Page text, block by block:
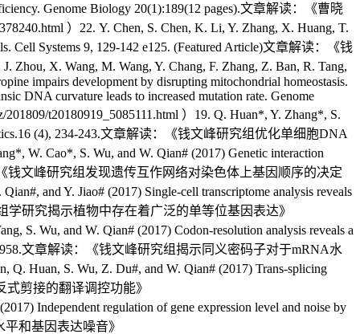
Genome Biology 20(1):189(12 pages).文章解读：《曹晓
）22. Y. Chen, S. Chen, K. Li, Y. Zhang, X. Huang, T.
Cell Systems 9, 129-142 e125. (Featured Article)文章解读：《钱
X. Wang, M. Wang, Y. Chang, F. Zhang, Z. Ban, R. Tang,
impairs development by disrupting mitochondrial homeostasis.
DNA curvature leads to increased mutation rate. Genome
t20180919_5085111.html ）19. Q. Huan*, Y. Zhang*, S.
(4), 234-243.文章解读：《钱文峰研究组优化单细胞DNA
W. Cao*, S. Wu, and W. Qian# (2017) Genetic interaction
《钱文峰研究组发现遗传互作网络对染色体上基因顺序的决定
and Y. Jiao# (2017) Single-cell transcriptome analysis reveals
组学研究揭示植物中存在着广泛的单等位基因表达》
S. Wu, and W. Qian# (2017) Codon-resolution analysis reveals a
2958.文章解读：《钱文峰研究组揭示同义密码子对于mRNA水
Huan, S. Wu, Z. Du#, and W. Qian# (2017) Trans-splicing
式剪接的翻译调控功能》
Independent regulation of gene expression level and noise by
平和基因表达噪音》